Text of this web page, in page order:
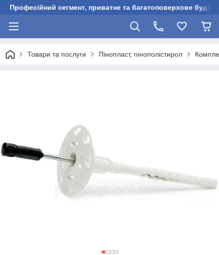
Професійний сегмент, приватне та багатоповерхове
Товари та послуги Пінопласт, пінополістирол